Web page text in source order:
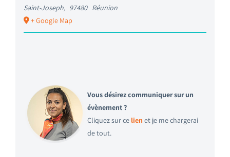
Saint-Joseph, 97480 Réunion
+ Google Map
Vous désirez communiquer sur un
évènement ?
Cliquez sur ce lien et je me chargerai
de tout.